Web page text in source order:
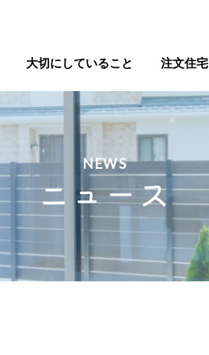
大切にしていること 注文住宅
NEWS
ニュース